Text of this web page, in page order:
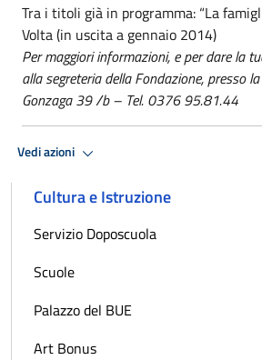
Tra i titoli già in programma: “La
Volta (in uscita a gennaio 2014)
Per maggiori informazioni, e per dare la
alla segreteria della Fondazione, presso
Gonzaga 39 /b – Tel. 0376 95.81.44
Vedi azioni
Cultura e Istruzione
Servizio Doposcuola
Scuole
Palazzo del BUE
Art Bonus